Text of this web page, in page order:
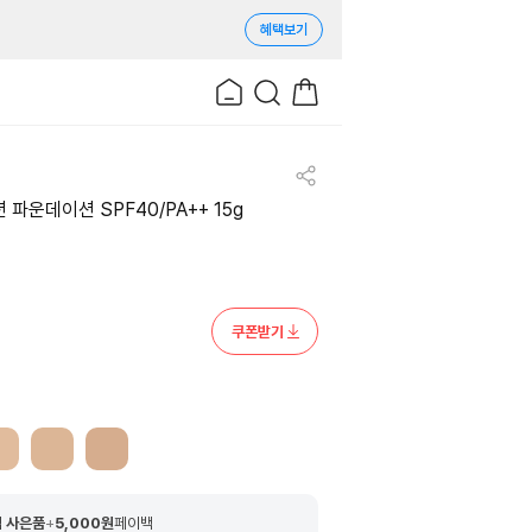
혜택보기
파운데이션 SPF40/PA++ 15g
쿠폰받기
사은품+5,000원페이백